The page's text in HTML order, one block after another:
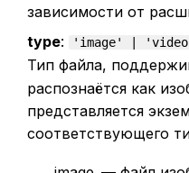
зависимости от
type: 'image' |
Тип файла,
распознаётся как
представляется
соответствующего